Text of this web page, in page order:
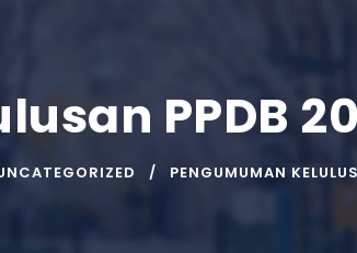
PPDB
PENGUMUMAN